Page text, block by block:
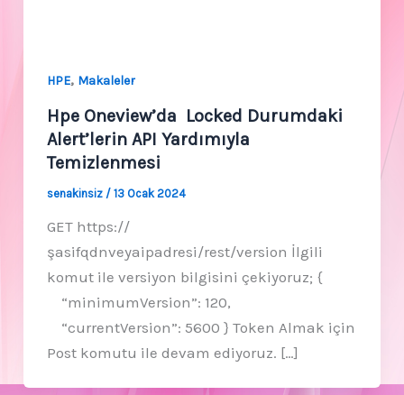
HPE, Makaleler
Hpe Oneview’da Locked Durumdaki
Alert’lerin API Yardımıyla
Temizlenmesi
senakinsiz / 13 Ocak 2024
GET https://
şasifqdnveyaipadresi/rest/version İlgili
komut ile versiyon bilgisini çekiyoruz; {
“minimumVersion”: 120,
“currentVersion”: 5600 } Token Almak için
Post komutu ile devam ediyoruz. […]